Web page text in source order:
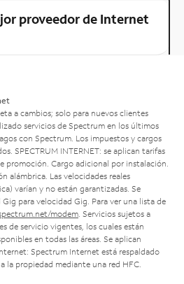
proveedor de Internet
a cambios; solo para nuevos clientes
servicios de Spectrum en los últimos
con Spectrum. Los impuestos y cargos
SPECTRUM INTERNET: se aplican tarifas
promoción. Cargo adicional por instalación.
alámbrica. Las velocidades reales
varían y no están garantizadas. Se
para velocidad Gig. Para ver una lista de
modem . Servicios sujetos a
de servicio vigentes, los cuales están
en todas las áreas. Se aplican
Spectrum Internet está respaldado
la propiedad mediante una red HFC.